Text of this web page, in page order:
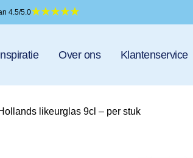
4.5/5.0
Over ons Klantenservice
likeurglas 9cl – per stuk